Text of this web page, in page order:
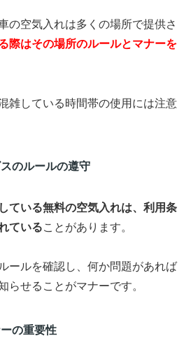
の空気入れは多くの場所で提供さ
際はその場所のルールとマナーを
雑している時間帯の使用には注意
のルールの遵守
ている無料の空気入れは、利用条
ていることがあります。
ールを確認し、何か問題があれば
らせることがマナーです。
の重要性